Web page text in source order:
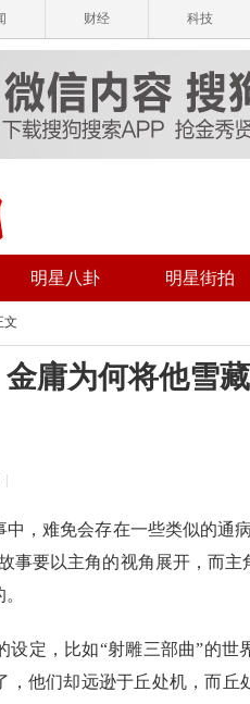
财经 科技
明星八卦 明星街拍
文
庸为何将他雪
，难免会存在一些类似的通
事要以主角的视角展开，而
设定，比如“射雕三部曲”的世
，他们却远逊于丘处机，而丘